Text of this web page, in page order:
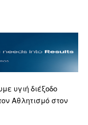
υγιή διέξοδο
Αθλητισμό στον